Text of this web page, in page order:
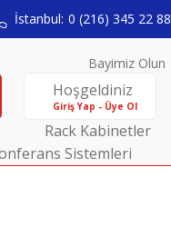
İstanbul: 0 (216) 345 22 88
Bayimiz Olun
Hoşgeldiniz
Giriş Yap - Üye Ol
Rack Kabinetler
Sistemleri